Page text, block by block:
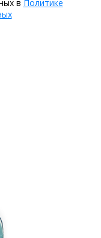
в Политике